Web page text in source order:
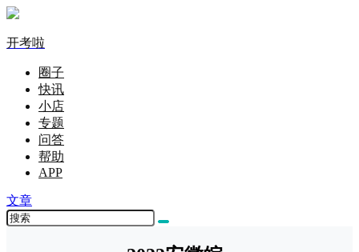
开考啦
圈子
快讯
小店
专题
问答
帮助
APP
文章